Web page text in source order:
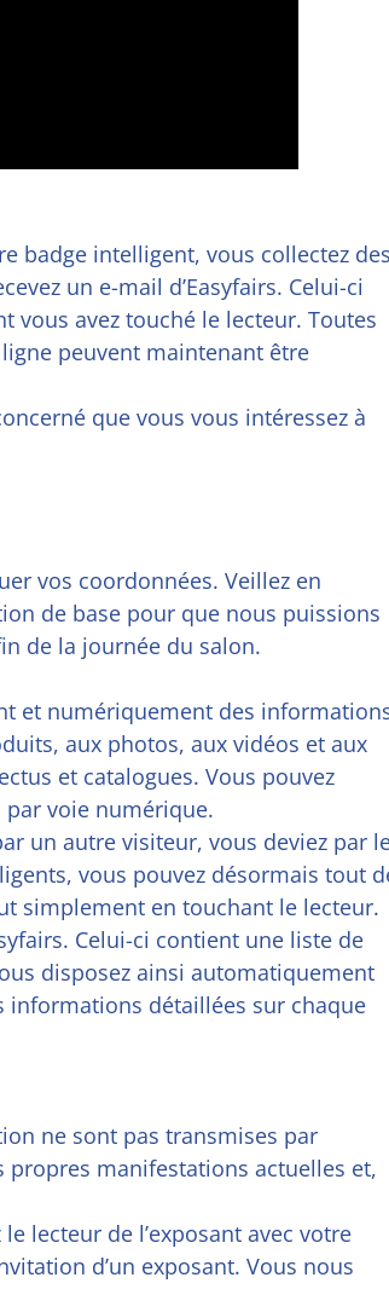
badge intelligent, vous collectez des
un e-mail d’Easyfairs. Celui-ci
vous avez touché le lecteur. Toutes
peuvent maintenant être
que vous vous intéressez à
vos coordonnées. Veillez en
de base pour que nous puissions
de la journée du salon.
et numériquement des
aux photos, aux vidéos et aux
et catalogues. Vous pouvez
voie numérique.
un autre visiteur, vous deviez par
vous pouvez désormais tout
simplement en touchant le lecteur.
Celui-ci contient une liste de
disposez ainsi automatiquement
informations détaillées sur chaque
ne sont pas transmises par
manifestations actuelles et,
lecteur de l’exposant avec votre
d’un exposant. Vous nous